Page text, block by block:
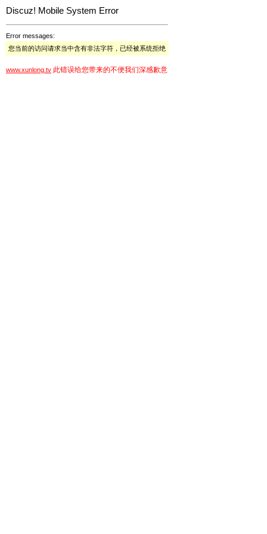
Discuz! Mobile System Error
Error messages:
您当前的访问请求当中含有非法字符，已经被系统拒绝
www.xunlong.tv 此错误给您带来的不便我们深感歉意